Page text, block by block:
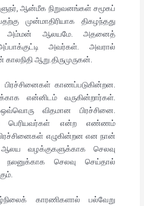
ஆன்மீக நிறுவனங்கள் சமூகப்
முன்மாதிரியாக திகழந்தது
அம்மன் ஆலயமே. அதனைத்
அவர்கள். அவரால்
ஆறு.திருமுருகன்.
காணப்படுகின்றன.
என்னிடம் வருகின்றார்கள்.
விதமான பிரச்சினை.
பெரியவர்கள் என்ற எண்ணம்
எழுகின்றன என நான்
வழக்குகளுக்காக செலவு
செலவு செய்தால்
காரணிகளால் பல்வேறு